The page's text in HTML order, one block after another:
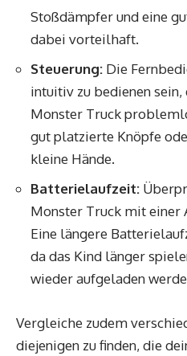
Stoßdämpfer und eine
dabei vorteilhaft.
Steuerung: Die
intuitiv zu bedienen
Monster Truck
gut platzierte Knöpfe
kleine Hände.
Batterielaufzeit:
Monster Truck mit einer
Eine längere
da das Kind länger
wieder aufgeladen
Vergleiche zudem
diejenigen zu finden, die